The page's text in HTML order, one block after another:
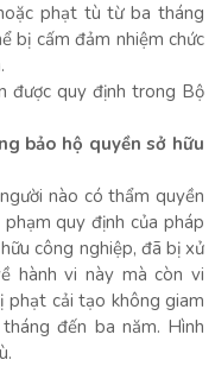
phạt tù từ ba tháng
bị cấm đảm nhiệm chức
được quy định trong Bộ
bảo hộ quyền sở hữu
nào có thẩm quyền
quy định của pháp
công nghiệp, đã bị xử
hành vi này mà còn vi
phạt cải tạo không giam
đến ba năm. Hình